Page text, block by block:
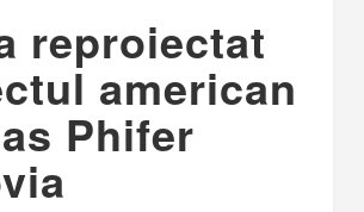
reproiectat
american
Phifer